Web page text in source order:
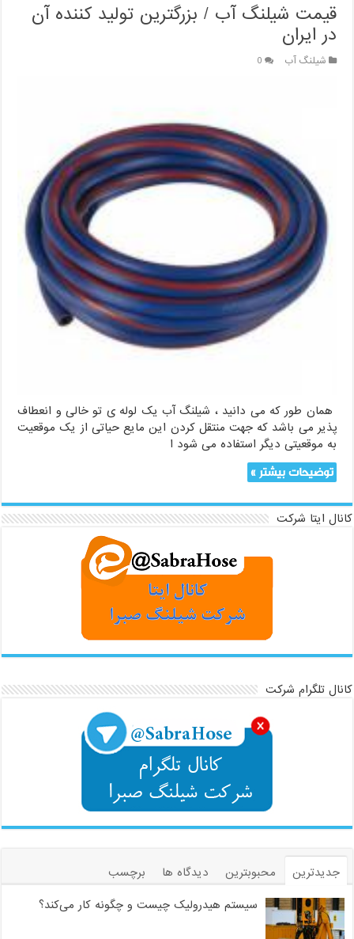
قیمت شیلنگ آب / بزرگترین تولید کننده آن
در ایران
شیلنگ آب 0
همان طور که می دانید ، شیلنگ آب یک لوله ی تو خالی و انعطاف
پذیر می باشد که جهت منتقل کردن این مایع حیاتی از یک موقعیت
به موقعیتی دیگر استفاده می شود ا
توضیحات بیشتر »
کانال ایتا شرکت
کانال تلگرام شرکت
جدیدترین محبوبترین دیدگاه ها
برچسب
سیستم هیدرولیک چیست و چگونه کار می‌کند؟